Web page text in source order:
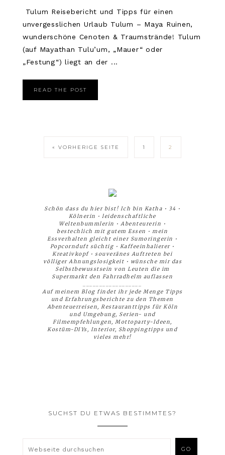
Tulum Reisebericht und Tipps für einen
unvergesslichen Urlaub Tulum – Maya Ruinen,
wunderschöne Cenoten & Traumstrände! Tulum
(auf Mayathan Tulu’um, „Mauer“ oder
„Festung“) liegt an der ...
READ THE POST
« VORHERIGE SEITE 1 2
Schön dass du hier bist! Ich bin Katha • 34 •
Kölnerin • leidenschaftliche
Weltenbummlerin • Abenteurerin •
bestechlich mit gutem Essen • mein
Essverhalten gleicht einer Sumoringerin •
Popcornduft süchtig • Kaffeeinhalierer •
Kreativkopf • souveränes Auftreten bei
völliger Ahnungslosigkeit • wünsche mir das
Selbstbewusstsein von Leuten die im
Supermarkt den Fahrradhelm auflassen
Auf meinem Blog findet ihr jede Menge Tipps
und Erfahrungsberichte zu den Themen
Abenteuerreisen, Restauranttipps für Köln
und Umgebung, Serien- und
Filmempfehlungen, Mottoparty-Ideen,
Kostüm-DIYs, Interior, Shoppingtipps und
vieles mehr!
SUCHST DU ETWAS BESTIMMTES?